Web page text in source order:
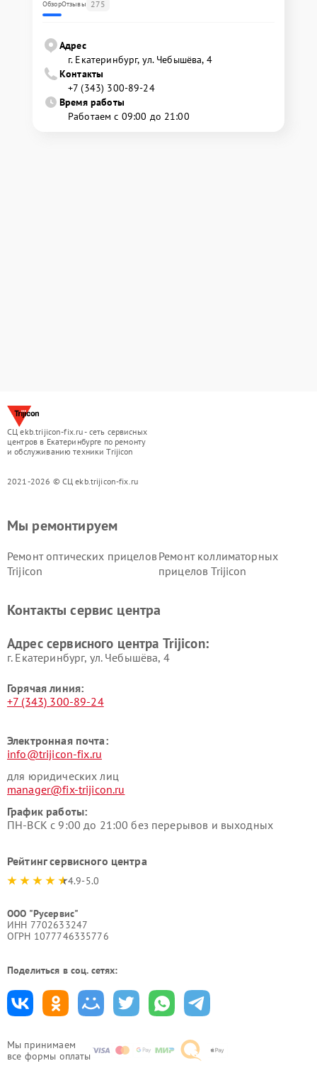
ОбзорОтзывы 275
Адрес
г. Екатеринбург, ул. Чебышёва, 4
Контакты
+7 (343) 300-89-24
Время работы
Работаем с 09:00 до 21:00
СЦ ekb.trijicon-fix.ru - сеть сервисных
центров в Екатеринбурге по ремонту
и обслуживанию техники Trijicon
2021-2026 © СЦ ekb.trijicon-fix.ru
Мы принимаем
все формы оплаты
Мы ремонтируем
Ремонт оптических прицелов
Trijicon
Ремонт коллиматорных
прицелов Trijicon
Контакты сервис центра
Адрес сервисного центра Trijicon:
г. Екатеринбург, ул. Чебышёва, 4
Горячая линия:
+7 (343) 300-89-24
Электронная почта:
info@trijicon-fix.ru
для юридических лиц
manager@fix-trijicon.ru
График работы:
ПН-ВСК с 9:00 до 21:00 без перерывов и выходных
Рейтинг сервисного центра
4.9-5.0
ООО "Русервис"
ИНН 7702633247
ОГРН 1077746335776
Поделиться в соц. сетях: